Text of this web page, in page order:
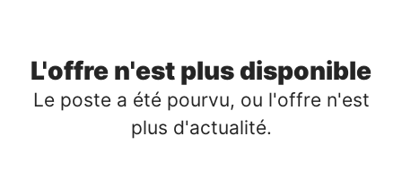
L'offre n'est plus disponible
Le poste a été pourvu, ou l'offre n'est
plus d'actualité.